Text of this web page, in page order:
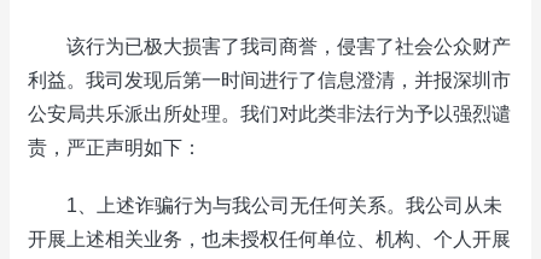
该行为已极大损害了我司商誉，侵害了社会公众财产
利益。我司发现后第一时间进行了信息澄清，并报深圳市
公安局共乐派出所处理。我们对此类非法行为予以强烈谴
责，严正声明如下：
1、上述诈骗行为与我公司无任何关系。我公司从未
开展上述相关业务，也未授权任何单位、机构、个人开展